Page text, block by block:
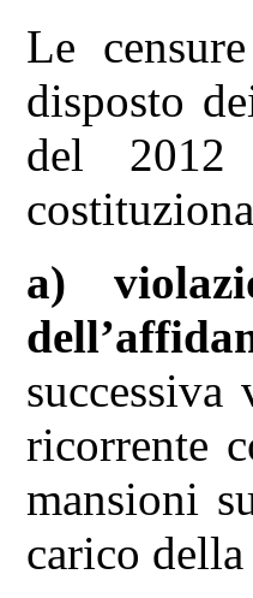
Le
disposto
del 2012
a)
successiva
ricorrente
mansioni
carico